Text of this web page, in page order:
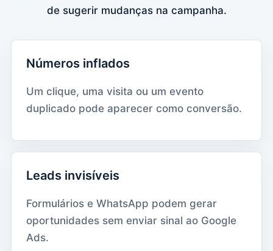
de sugerir mudanças na campanha.
Números inflados
Um clique, uma visita ou um evento
duplicado pode aparecer como conversão.
Leads invisíveis
Formulários e WhatsApp podem gerar
oportunidades sem enviar sinal ao Google
Ads.